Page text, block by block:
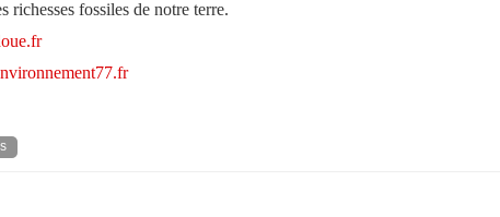
richesses fossiles de notre terre.